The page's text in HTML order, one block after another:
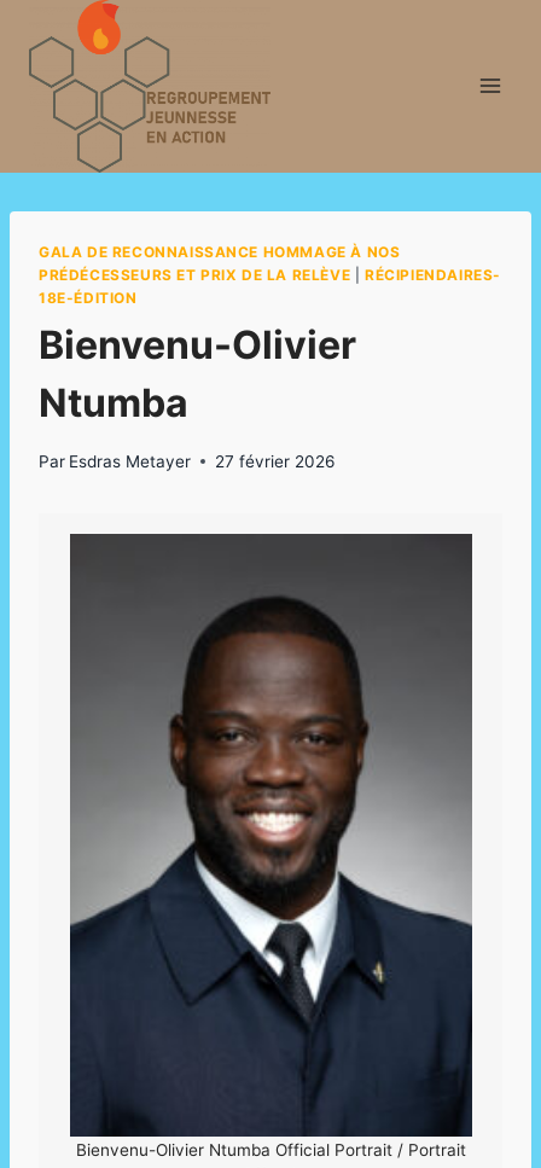
contenu
GALA DE RECONNAISSANCE HOMMAGE À NOS
PRÉDÉCESSEURS ET PRIX DE LA RELÈVE |RÉCIPIENDAIRES-
18E-ÉDITION
Bienvenu-Olivier
Ntumba
Par Esdras Metayer 27 février 2026
Bienvenu-Olivier Ntumba Official Portrait / Portrait